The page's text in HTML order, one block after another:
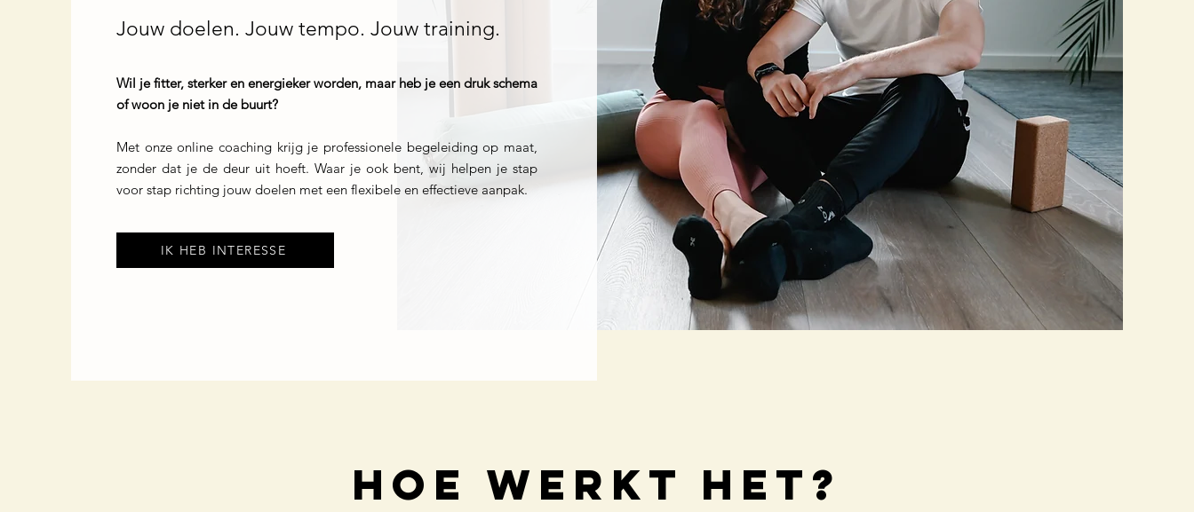
Jouw doelen. Jouw tempo. Jouw training.
Wil je fitter, sterker en energieker worden, maar heb je een druk schema
of woon je niet in de buurt?
Met onze online coaching krijg je professionele begeleiding op maat,
zonder dat je de deur uit hoeft. Waar je ook bent, wij helpen je stap
voor stap richting jouw doelen met een flexibele en effectieve aanpak.
IK HEB INTERESSE
hoe werkt het?